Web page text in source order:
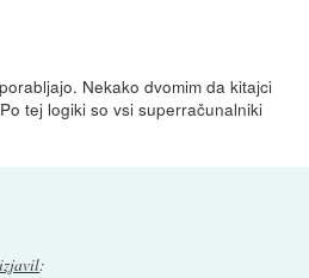
Nekako dvomim da kitajci
tej logiki so vsi superračunalniki
izjavil: